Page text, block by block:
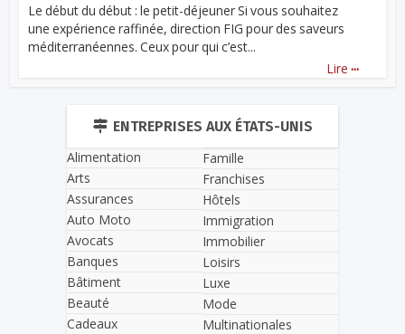
Le début du début : le petit-déjeuner Si vous souhaitez
une expérience raffinée, direction FIG pour des saveurs
méditerranéennes. Ceux pour qui c’est...
Lire ...
ENTREPRISES AUX ÉTATS-UNIS
Alimentation
Arts
Assurances
Auto Moto
Avocats
Banques
Bâtiment
Beauté
Cadeaux
Famille
Franchises
Hôtels
Immigration
Immobilier
Loisirs
Luxe
Mode
Multinationales